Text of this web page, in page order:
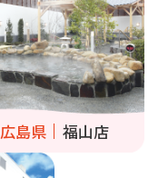
広島県 福山店